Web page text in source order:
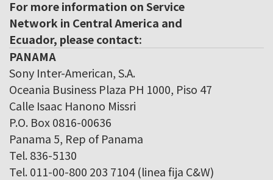
For more information on Service
Network in Central America and
Ecuador, please contact:
PANAMA
Sony Inter-American, S.A.
Oceania Business Plaza PH 1000, Piso 47
Calle Isaac Hanono Missri
P.O. Box 0816-00636
Panama 5, Rep of Panama
Tel. 836-5130
Tel. 011-00-800 203 7104 (linea fija C&W)